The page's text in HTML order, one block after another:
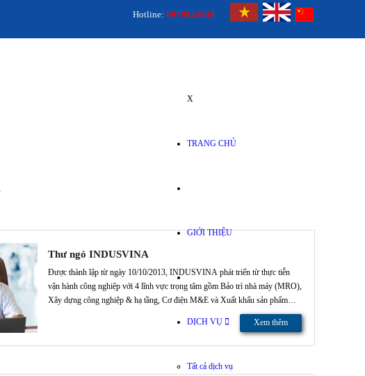
Hotline: 0979823639
X
TRANG CHỦ
GIỚI THIỆU
DỊCH VỤ
Tất cả dịch vụ
Thư ngỏ INDUSVINA
Được thành lập từ ngày 10/10/2013, INDUSVINA phát triển từ thực tiễn
vận hành công nghiệp với 4 lĩnh vực trọng tâm gồm Bảo trì nhà máy (MRO),
Xây dựng công nghiệp & hạ tầng, Cơ điện M&E và Xuất khẩu sản phẩm
Xem thêm